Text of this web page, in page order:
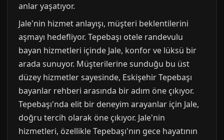
anlar yaşatıyor.
Jale'nin hizmet anlayışı, müşteri beklentilerini
aşmayı hedefliyor. Tepebaşı otele randevulu
bayan hizmetleri içinde Jale, konfor ve lüksü bir
arada sunuyor. Müşterilerine sunduğu bu üst
düzey hizmetler sayesinde, Eskişehir Tepebaşı
bayanlar rehberi arasında bir adım öne çıkıyor.
Tepebaşı'nda elit bir deneyim arayanlar için Jale,
doğru tercih olarak öne çıkıyor. Jale'nin
hizmetleri, özellikle Tepebaşı'nın gece hayatının